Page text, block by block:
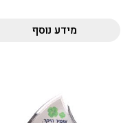
מידע נוסף